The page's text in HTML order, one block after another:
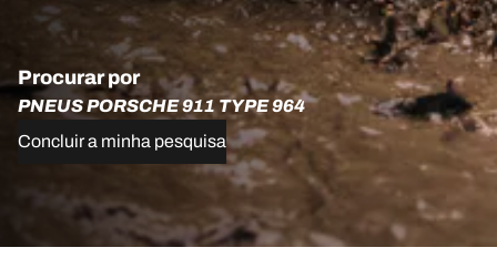
Procurar por
PNEUS PORSCHE 911 TYPE 964
Concluir a minha pesquisa